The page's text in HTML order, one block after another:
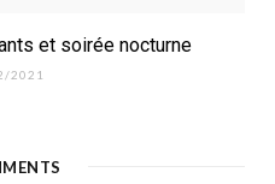
et soirée nocturne
2021